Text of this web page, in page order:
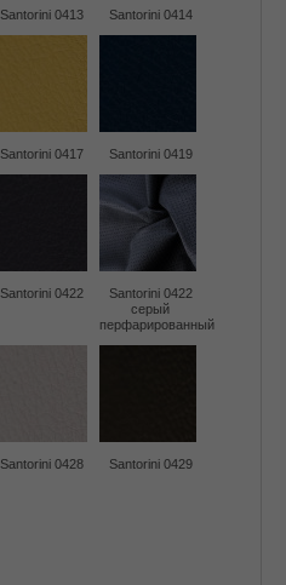
Santorini 0413 Santorini 0414
Santorini 0417 Santorini 0419
Santorini 0422
Santorini 0422
серый
перфарированный
Santorini 0428 Santorini 0429